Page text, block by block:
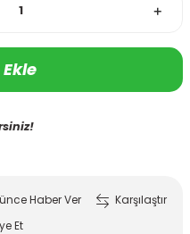
Haber Ver
Karşılaştır
Et